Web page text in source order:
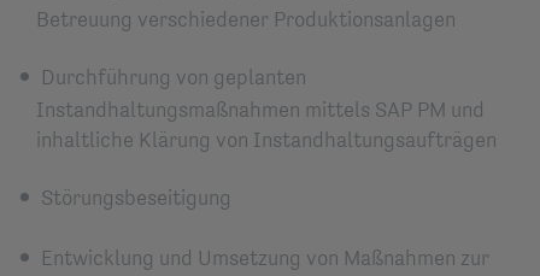
Betreuung verschiedener Produktionsanlagen
Durchführung von geplanten
Instandhaltungsmaßnahmen mittels SAP PM und
inhaltliche Klärung von Instandhaltungsaufträgen
Störungsbeseitigung
Entwicklung und Umsetzung von Maßnahmen zur